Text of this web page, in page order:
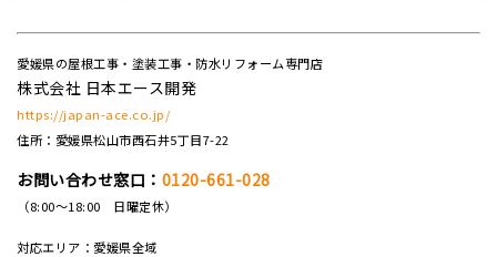
愛媛県の屋根工事・塗装工事・防水リフォーム専門店
株式会社 日本エース開発
https://japan-ace.co.jp/
住所：愛媛県松山市西石井5丁目7-22
お問い合わせ窓口： 0120-661-028
（8:00～18:00 日曜定休）
対応エリア：愛媛県全域